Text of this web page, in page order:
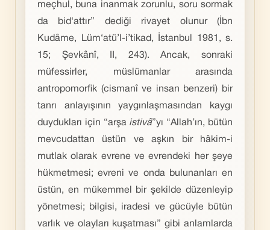
meçhul, buna inanmak zorunlu, soru sormak
da bid‘attır” dediği rivayet olunur (İbn
Kudâme, Lüm‘atü’l-i’tikad, İstanbul 1981, s.
15; Şevkânî, II, 243). Ancak, sonraki
müfessirler, müslümanlar arasında
antropomorfik (cismanî ve insan benzeri) bir
tanrı anlayışının yaygınlaşmasından kaygı
duydukları için “arşaistivâ”yı “Allah’ın, bütün
mevcudattan üstün ve aşkın bir hâkim-i
mutlak olarak evrene ve evrendeki her şeye
hükmetmesi; evreni ve onda bulunanları en
üstün, en mükemmel bir şekilde düzenleyip
yönetmesi; bilgisi, iradesi ve gücüyle bütün
varlık ve olayları kuşatması” gibi anlamlarda